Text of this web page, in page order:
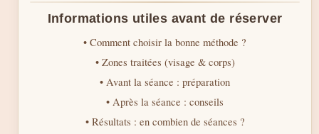
Informations utiles avant de réserver
• Comment choisir la bonne méthode ?
• Zones traitées (visage & corps)
• Avant la séance : préparation
• Après la séance : conseils
• Résultats : en combien de séances ?